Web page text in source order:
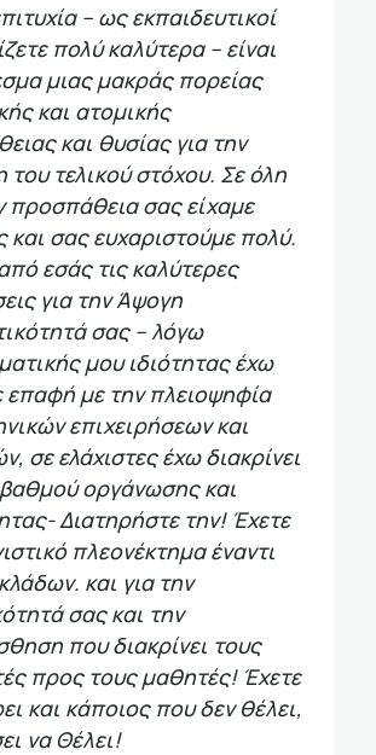
– ως εκπαιδευτικοί
πολύ καλύτερα – είναι
μιας μακράς πορείας
και ατομικής
και θυσίας για την
του τελικού στόχου. Σε όλη
προσπάθεια σας είχαμε
σας ευχαριστούμε πολύ.
εσάς τις καλύτερες
για την Άψογη
σας – λόγω
μου ιδιότητας έχω
επαφή με την πλειοψηφία
επιχειρήσεων και
σε ελάχιστες έχω διακρίνει
βαθμού οργάνωσης και
Διατηρήστε την! Έχετε
πλεονέκτημα έναντι
και για την
σας και την
που διακρίνει τους
προς τους μαθητές! Έχετε
και κάποιος που δεν θέλει,
να Θέλει!